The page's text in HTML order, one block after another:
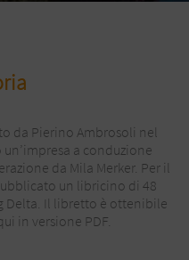
da Pierino Ambrosoli nel
a conduzione
da Mila Merker. Per il
un libricino di 48
Delta. Il libretto è ottenibile
in versione PDF.